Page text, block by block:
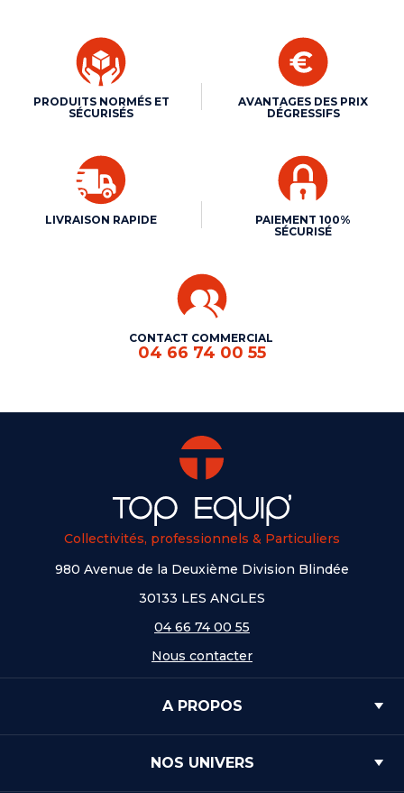
PRODUITS NORMÉS ET
SÉCURISÉS
AVANTAGES DES PRIX
DÉGRESSIFS
LIVRAISON RAPIDE
PAIEMENT 100%
SÉCURISÉ
CONTACT COMMERCIAL
04 66 74 00 55
Collectivités, professionnels & Particuliers
980 Avenue de la Deuxième Division Blindée
30133 LES ANGLES
04 66 74 00 55
Nous contacter
A PROPOS
NOS UNIVERS